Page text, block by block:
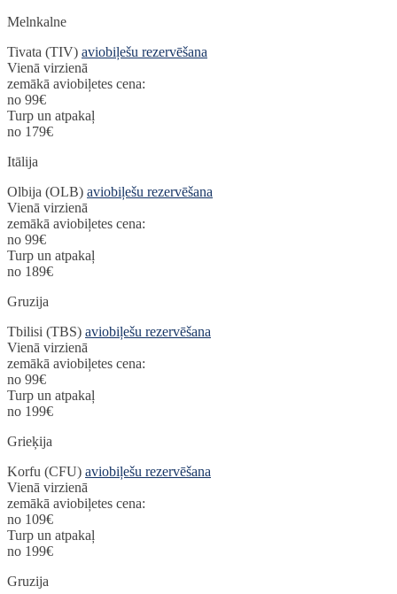
Melnkalne
Tivata (TIV) aviobiļešu rezervēšana
Vienā virzienā
zemākā aviobiļetes cena:
no 99€
Turp un atpakaļ
no 179€
Itālija
Olbija (OLB) aviobiļešu rezervēšana
Vienā virzienā
zemākā aviobiļetes cena:
no 99€
Turp un atpakaļ
no 189€
Gruzija
Tbilisi (TBS) aviobiļešu rezervēšana
Vienā virzienā
zemākā aviobiļetes cena:
no 99€
Turp un atpakaļ
no 199€
Grieķija
Korfu (CFU) aviobiļešu rezervēšana
Vienā virzienā
zemākā aviobiļetes cena:
no 109€
Turp un atpakaļ
no 199€
Gruzija